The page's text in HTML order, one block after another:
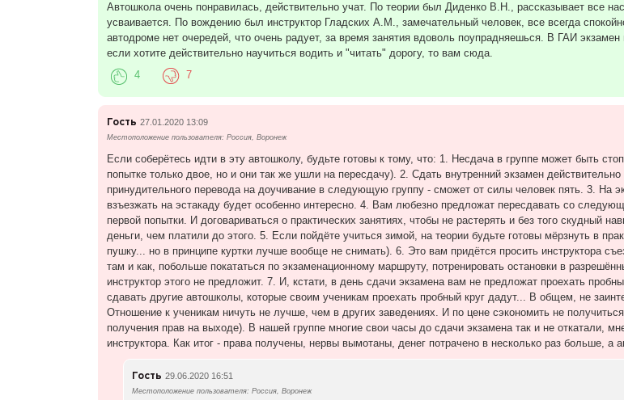
Автошкола очень понравилась, действительно учат. По теории был Диденко В.Н., рассказывает все
усваивается. По вождению был инструктор Гладских А.М., замечательный человек, все всегда
автодроме нет очередей, что очень радует, за время занятия вдоволь поупрадняешься. В ГАИ
если хотите действительно научиться водить и "читать" дорогу, то вам сюда.
4 7
Гость 27.01.2020 13:09
Местоположение пользователя: Россия, Воронеж
Если соберётесь идти в эту автошколу, будьте готовы к тому, что: 1. Несдача в группе может быть
попытке только двое, но и они так же ушли на пересдачу). 2. Сдать внутренний экзамен
принудительного перевода на доучивание в следующую группу - сможет от силы человек пять. 3.
взъезжать на эстакаду будет особенно интересно. 4. Вам любезно предложат пересдавать со
первой попытки. И договариваться о практических занятиях, чтобы не растерять и без того скудный
деньги, чем платили до этого. 5. Если пойдёте учиться зимой, на теории будьте готовы мёрзнуть в
пушку... но в принципе куртки лучше вообще не снимать). 6. Это вам придётся просить инструктора
там и как, побольше покататься по экзаменационному маршруту, потренировать остановки в
инструктор этого не предложит. 7. И, кстати, в день сдачи экзамена вам не предложат проехать
сдавать другие автошколы, которые своим ученикам проехать пробный круг дадут... В общем, не
Отношение к ученикам ничуть не лучше, чем в других заведениях. И по цене сэкономить не
получения прав на выходе). В нашей группе многие свои часы до сдачи экзамена так и не откатали,
инструктора. Как итог - права получены, нервы вымотаны, денег потрачено в несколько раз больше, а
Гость 29.06.2020 16:51
Местоположение пользователя: Россия, Воронеж